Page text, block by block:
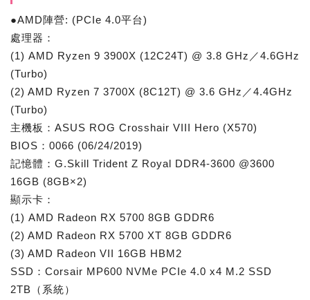
●AMD陣營: (PCIe 4.0平台)
處理器：
(1) AMD Ryzen 9 3900X (12C24T) @ 3.8 GHz／4.6GHz
(Turbo)
(2) AMD Ryzen 7 3700X (8C12T) @ 3.6 GHz／4.4GHz
(Turbo)
主機板：ASUS ROG Crosshair VIII Hero (X570)
BIOS：0066 (06/24/2019)
記憶體：G.Skill Trident Z Royal DDR4-3600 @3600
16GB (8GB×2)
顯示卡：
(1) AMD Radeon RX 5700 8GB GDDR6
(2) AMD Radeon RX 5700 XT 8GB GDDR6
(3) AMD Radeon VII 16GB HBM2
SSD：Corsair MP600 NVMe PCIe 4.0 x4 M.2 SSD
2TB（系統）